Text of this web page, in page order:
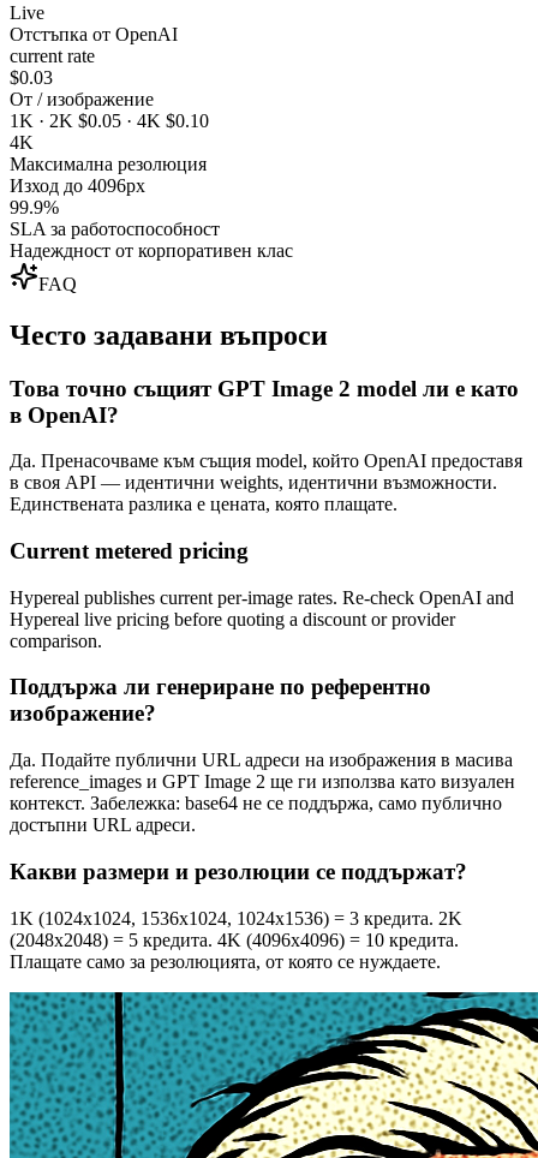
Live
Отстъпка от OpenAI
current rate
$0.03
От / изображение
1K · 2K $0.05 · 4K $0.10
4K
Максимална резолюция
Изход до 4096px
99.9%
SLA за работоспособност
Надеждност от корпоративен клас
FAQ
Често задавани въпроси
Това точно същият GPT Image 2 model ли е като
в OpenAI?
Да. Пренасочваме към същия model, който OpenAI предоставя
в своя API — идентични weights, идентични възможности.
Единствената разлика е цената, която плащате.
Current metered pricing
Hypereal publishes current per-image rates. Re-check OpenAI and
Hypereal live pricing before quoting a discount or provider
comparison.
Поддържа ли генериране по референтно
изображение?
Да. Подайте публични URL адреси на изображения в масива
reference_images и GPT Image 2 ще ги използва като визуален
контекст. Забележка: base64 не се поддържа, само публично
достъпни URL адреси.
Какви размери и резолюции се поддържат?
1K (1024x1024, 1536x1024, 1024x1536) = 3 кредита. 2K
(2048x2048) = 5 кредита. 4K (4096x4096) = 10 кредита.
Плащате само за резолюцията, от която се нуждаете.